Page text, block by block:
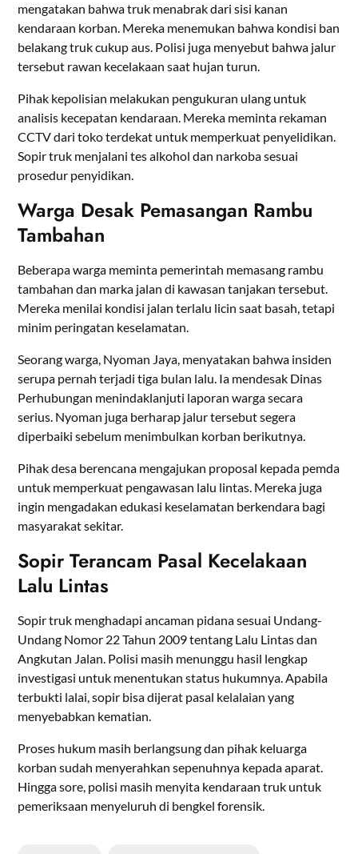
mengatakan bahwa truk menabrak dari sisi kanan
kendaraan korban. Mereka menemukan bahwa kondisi ban
belakang truk cukup aus. Polisi juga menyebut bahwa jalur
tersebut rawan kecelakaan saat hujan turun.
Pihak kepolisian melakukan pengukuran ulang untuk
analisis kecepatan kendaraan. Mereka meminta rekaman
CCTV dari toko terdekat untuk memperkuat penyelidikan.
Sopir truk menjalani tes alkohol dan narkoba sesuai
prosedur penyidikan.
Warga Desak Pemasangan Rambu
Tambahan
Beberapa warga meminta pemerintah memasang rambu
tambahan dan marka jalan di kawasan tanjakan tersebut.
Mereka menilai kondisi jalan terlalu licin saat basah, tetapi
minim peringatan keselamatan.
Seorang warga, Nyoman Jaya, menyatakan bahwa insiden
serupa pernah terjadi tiga bulan lalu. Ia mendesak Dinas
Perhubungan menindaklanjuti laporan warga secara
serius. Nyoman juga berharap jalur tersebut segera
diperbaiki sebelum menimbulkan korban berikutnya.
Pihak desa berencana mengajukan proposal kepada pemda
untuk memperkuat pengawasan lalu lintas. Mereka juga
ingin mengadakan edukasi keselamatan berkendara bagi
masyarakat sekitar.
Sopir Terancam Pasal Kecelakaan
Lalu Lintas
Sopir truk menghadapi ancaman pidana sesuai Undang-
Undang Nomor 22 Tahun 2009 tentang Lalu Lintas dan
Angkutan Jalan. Polisi masih menunggu hasil lengkap
investigasi untuk menentukan status hukumnya. Apabila
terbukti lalai, sopir bisa dijerat pasal kelalaian yang
menyebabkan kematian.
Proses hukum masih berlangsung dan pihak keluarga
korban sudah menyerahkan sepenuhnya kepada aparat.
Hingga sore, polisi masih menyita kendaraan truk untuk
pemeriksaan menyeluruh di bengkel forensik.